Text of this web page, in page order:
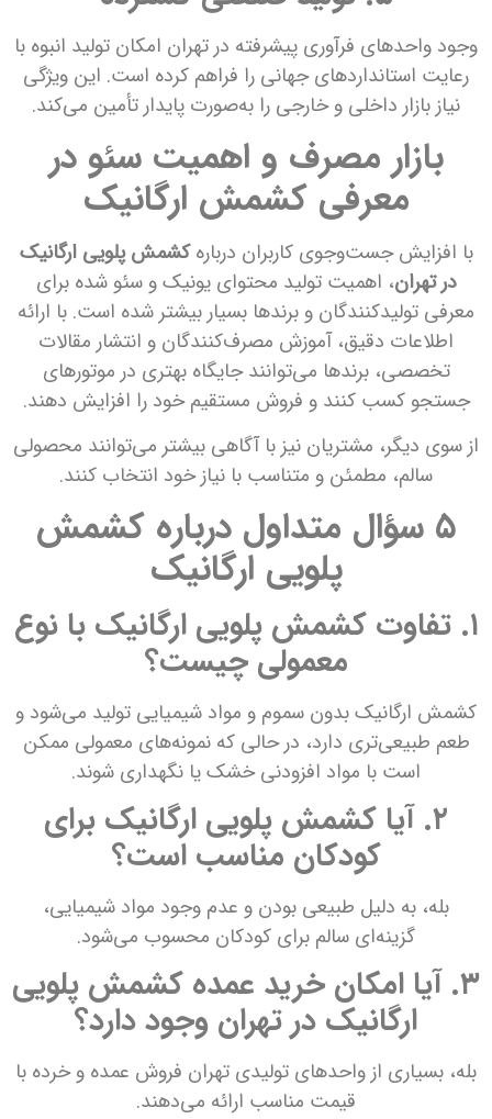
وجود واحدهای فرآوری پیشرفته در تهران امکان تولید انبوه با
رعایت استانداردهای جهانی را فراهم کرده است. این ویژگی
نیاز بازار داخلی و خارجی را به‌صورت پایدار تأمین می‌کند.
بازار مصرف و اهمیت سئو در
معرفی کشمش ارگانیک
با افزایش جست‌وجوی کاربران دربارهکشمش پلویی ارگانیک
در تهران، اهمیت تولید محتوای یونیک و سئو شده برای
معرفی تولیدکنندگان و برندها بسیار بیشتر شده است. با ارائه
اطلاعات دقیق، آموزش مصرف‌کنندگان و انتشار مقالات
تخصصی، برندها می‌توانند جایگاه بهتری در موتورهای
جستجو کسب کنند و فروش مستقیم خود را افزایش دهند.
از سوی دیگر، مشتریان نیز با آگاهی بیشتر می‌توانند محصولی
سالم، مطمئن و متناسب با نیاز خود انتخاب کنند.
۵ سؤال متداول درباره کشمش
پلویی ارگانیک
۱. تفاوت کشمش پلویی ارگانیک با نوع
معمولی چیست؟
کشمش ارگانیک بدون سموم و مواد شیمیایی تولید می‌شود و
طعم طبیعی‌تری دارد، در حالی که نمونه‌های معمولی ممکن
است با مواد افزودنی خشک یا نگهداری شوند.
۲. آیا کشمش پلویی ارگانیک برای
کودکان مناسب است؟
بله، به دلیل طبیعی بودن و عدم وجود مواد شیمیایی،
گزینه‌ای سالم برای کودکان محسوب می‌شود.
۳. آیا امکان خرید عمده کشمش پلویی
ارگانیک در تهران وجود دارد؟
بله، بسیاری از واحدهای تولیدی تهران فروش عمده و خرده با
قیمت مناسب ارائه می‌دهند.